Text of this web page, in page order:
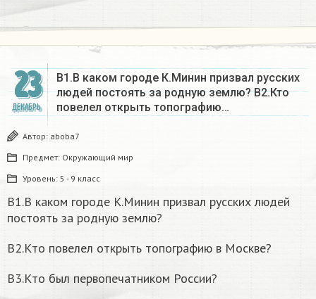
23
ДЕКАБРЬ
В1.В каком городе К.Минин призвал русских
людей постоять за родную землю? B2.Кто
повелел открыть топографию…
Автор: aboba7
Предмет: Окружающий мир
Уровень: 5 - 9 класс
В1.В каком городе К.Минин призвал русских людей
постоять за родную землю?
B2.Кто повелел открыть топографию в Москве?
B3.Кто был первопечатником России?